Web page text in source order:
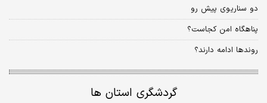
دو سناریوی پیش رو
پناهگاه امن کجاست؟
روندها ادامه دارند؟
گردشگری استان ها